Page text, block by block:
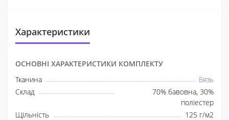
Характеристики
ОСНОВНІ ХАРАКТЕРИСТИКИ КОМПЛЕКТУ
Тканина
Бязь
Склад
70% бавовна, 30%
поліестер
Щільність
125 г/м2